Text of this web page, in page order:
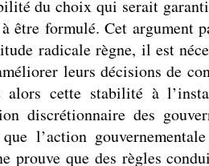
du choix qui serait
être formulé. Cet argument
radicale règne, il est
leurs décisions de
cette stabilité à
discrétionnaire des
l’action
prouve que des règles